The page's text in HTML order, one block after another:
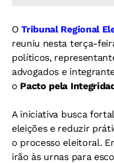
OTribunal Regional
reuniu nesta terça-
políticos,
advogados e
o Pacto pela
A iniciativa busca
eleições e reduzir
o processo eleitoral.
irão às urnas para